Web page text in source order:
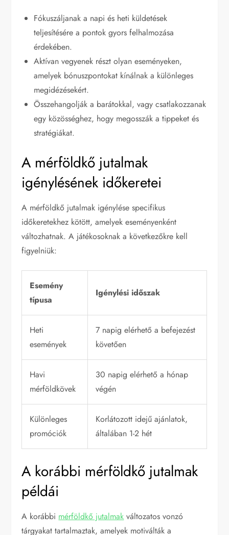
Fókuszáljanak a napi és heti küldetések
teljesítésére a pontok gyors felhalmozása
érdekében.
Aktívan vegyenek részt olyan eseményeken,
amelyek bónuszpontokat kínálnak a különleges
megidézésekért.
Összehangolják a barátokkal, vagy csatlakozzanak
egy közösséghez, hogy megosszák a tippeket és
stratégiákat.
A mérföldkő jutalmak
igénylésének időkeretei
A mérföldkő jutalmak igénylése specifikus
időkeretekhez kötött, amelyek eseményenként
változhatnak. A játékosoknak a következőkre kell
figyelniük:
Esemény
típusa
Igénylési időszak
Heti
események
7 napig elérhető a befejezést
követően
Havi
mérföldkövek
30 napig elérhető a hónap
végén
Különleges
promóciók
Korlátozott idejű ajánlatok,
általában 1-2 hét
A korábbi mérföldkő jutalmak
példái
A korábbi mérföldkő jutalmak változatos vonzó
tárgyakat tartalmaztak, amelyek motiválták a